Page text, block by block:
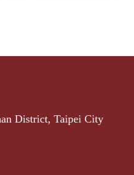
District, Taipei City